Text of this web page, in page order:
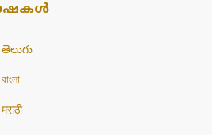
తెలుగు
বাংলা
मराठी